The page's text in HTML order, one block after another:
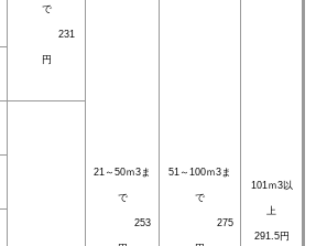
で
231
円
21～50ｍ3ま
で
253
51～100ｍ3ま
で
275
101ｍ3以
上
291.5円